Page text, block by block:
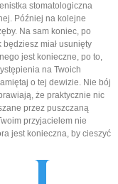
stomatologiczna
Później na kolejne
Na sam koniec, po
miał usunięty
jest konieczne, po to,
na Twoich
o tej dewizie. Nie bój
że praktycznie nic
przez puszczaną
przyjacielem nie
jest konieczna, by cieszyć